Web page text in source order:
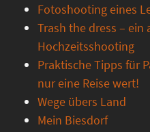
Fotoshooting eines
Trash the dress –
Hochzeitsshooting
Praktische Tipps für
nur eine Reise wert!
Wege übers Land
Mein Biesdorf